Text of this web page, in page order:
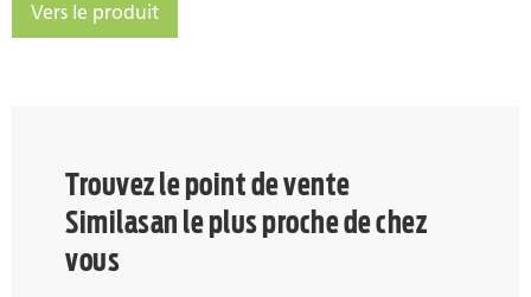
Similasan Troubles de dentition
Vers le produit
Trouvez le point de vente
Similasan le plus proche de chez
vous